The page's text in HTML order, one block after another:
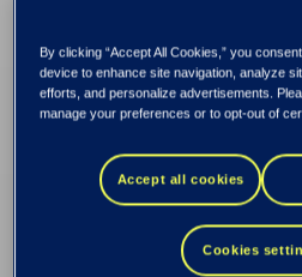
By clicking “Accept All Cookies,” you
device to enhance site navigation, analyze
efforts, and personalize advertisements.
manage your preferences or to opt-out of
Accept all cookies
Cookies